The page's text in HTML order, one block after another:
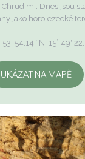
Dnes jsou
jako horolezecké
54.14″ N, 15° 49′
UKÁZAT NA MAPĚ